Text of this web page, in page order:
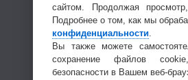
сайтом. Продолжая
Подробнее о том, как мы
конфиденциальности
Вы также можете
сохранение файлов
безопасности в Вашем веб-